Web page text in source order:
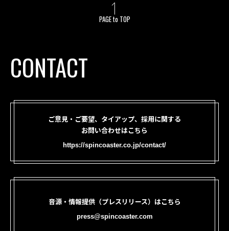
PAGE to TOP
CONTACT
ご意見・ご要望、タイアップ、採用に関する
お問い合わせはこちら
https://spincoaster.co.jp/contact/
音源・情報提供（プレスリリース）はこちら
press@spincoaster.com